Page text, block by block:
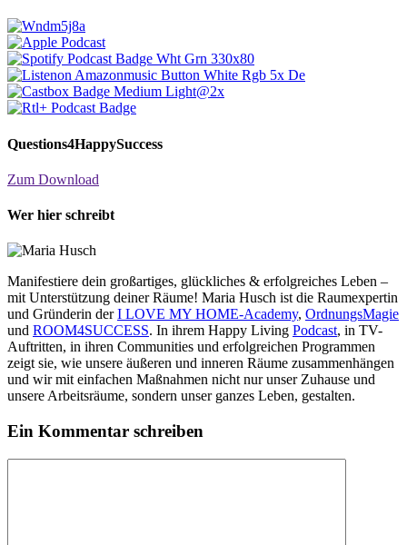
Questions4HappySuccess
Zum Download
Wer hier schreibt
Manifestiere dein großartiges, glückliches & erfolgreiches Leben –
mit Unterstützung deiner Räume! Maria Husch ist die Raumexpertin
und Gründerin derI LOVE MY HOME-Academy, OrdnungsMagie
und ROOM4SUCCESS. In ihrem Happy Living Podcast, in TV-
Auftritten, in ihren Communities und erfolgreichen Programmen
zeigt sie, wie unsere äußeren und inneren Räume zusammenhängen
und wir mit einfachen Maßnahmen nicht nur unser Zuhause und
unsere Arbeitsräume, sondern unser ganzes Leben, gestalten.
Ein Kommentar schreiben